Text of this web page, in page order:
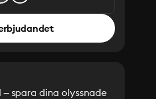
spara dina olyssnade